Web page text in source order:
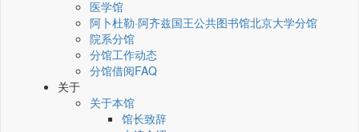
医学馆
阿卜杜勒·阿齐兹国王公共图书馆北京大学分馆
院系分馆
分馆工作动态
分馆借阅FAQ
关于
关于本馆
馆长致辞